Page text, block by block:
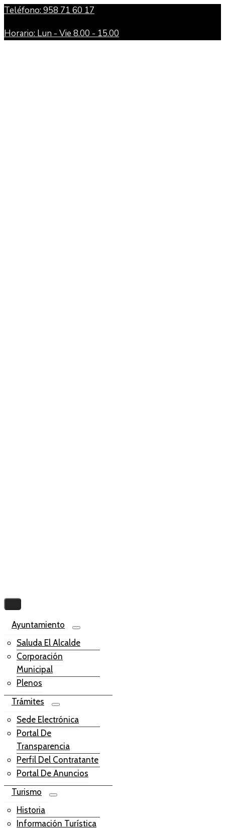
Teléfono: 958 71 60 17
Horario: Lun - Vie 8.00 - 15.00
Ayuntamiento
Saluda El Alcalde
Corporación
Municipal
Plenos
Trámites
Sede Electrónica
Portal De
Transparencia
Perfil Del Contratante
Portal De Anuncios
Turismo
Historia
Información Turística